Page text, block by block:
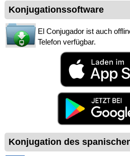
Konjugationssoftware
El Conjugador ist auch
Telefon verfügbar.
Konjugation des